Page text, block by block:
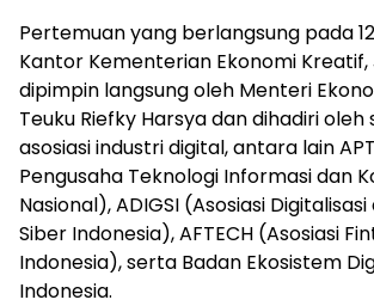
Pertemuan yang berlangsung pada
Kantor Kementerian Ekonomi
dipimpin langsung oleh Menteri
Teuku Riefky Harsya dan dihadiri oleh
asosiasi industri digital, antara lain
Pengusaha Teknologi Informasi dan
Nasional), ADIGSI (Asosiasi
Siber Indonesia), AFTECH (Asosiasi
Indonesia), serta Badan Ekosistem
Indonesia.